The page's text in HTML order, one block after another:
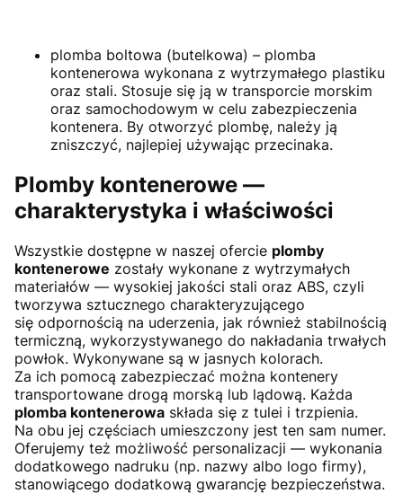
plomba boltowa (butelkowa) – plomba
kontenerowa wykonana z wytrzymałego plastiku
oraz stali. Stosuje się ją w transporcie morskim
oraz samochodowym w celu zabezpieczenia
kontenera. By otworzyć plombę, należy ją
zniszczyć, najlepiej używając przecinaka.
Plomby kontenerowe —
charakterystyka i właściwości
Wszystkie dostępne w naszej ofercie plomby
kontenerowe zostały wykonane z wytrzymałych
materiałów — wysokiej jakości stali oraz ABS, czyli
tworzywa sztucznego charakteryzującego
się odpornością na uderzenia, jak również stabilnością
termiczną, wykorzystywanego do nakładania trwałych
powłok. Wykonywane są w jasnych kolorach.
Za ich pomocą zabezpieczać można kontenery
transportowane drogą morską lub lądową. Każda
plomba kontenerowa składa się z tulei i trzpienia.
Na obu jej częściach umieszczony jest ten sam numer.
Oferujemy też możliwość personalizacji — wykonania
dodatkowego nadruku (np. nazwy albo logo firmy),
stanowiącego dodatkową gwarancję bezpieczeństwa.